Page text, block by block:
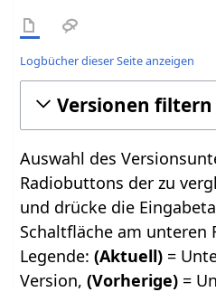
Logbücher dieser Seite anzeigen
Versionen filtern
Auswahl des
Radiobuttons der zu
und drücke die
Schaltfläche am unteren
Legende:(Aktuell) =
Version,(Vorherige) =